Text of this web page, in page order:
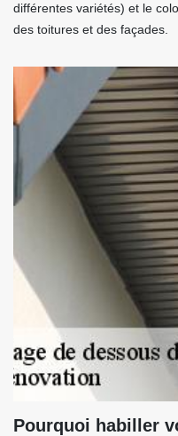
différentes variétés) et le
des toitures et des façades.
Pourquoi habiller